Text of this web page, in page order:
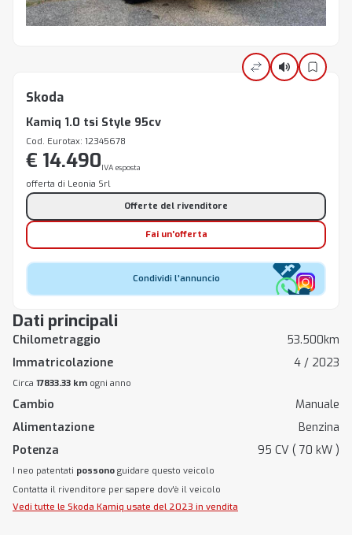
Dati principali
Chilometraggio
53.500km
Immatricolazione
4 / 2023
Circa 17833.33 km ogni anno
Cambio
Manuale
Alimentazione
Benzina
Potenza
95 CV ( 70 kW )
I neo patentati possono guidare questo veicolo
Contatta il rivenditore per sapere dov'è il veicolo
Vedi tutte le Skoda Kamiq usate del 2023 in vendita
Skoda
Kamiq 1.0 tsi Style 95cv
Cod. Eurotax: 12345678
€ 14.490IVA esposta
offerta di Leonia Srl
Offerte del rivenditore
Fai un'offerta
Condividi l'annuncio